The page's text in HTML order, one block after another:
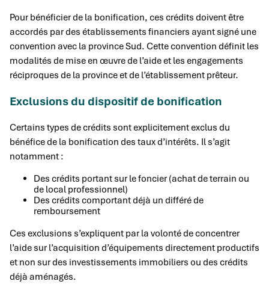
Pour bénéficier de la bonification, ces crédits doivent être
accordés par des établissements financiers ayant signé une
convention avec la province Sud. Cette convention définit les
modalités de mise en œuvre de l’aide et les engagements
réciproques de la province et de l’établissement prêteur.
Exclusions du dispositif de bonification
Certains types de crédits sont explicitement exclus du
bénéfice de la bonification des taux d’intérêts. Il s’agit
notamment :
Des crédits portant sur le foncier (achat de terrain ou
de local professionnel)
Des crédits comportant déjà un différé de
remboursement
Ces exclusions s’expliquent par la volonté de concentrer
l’aide sur l’acquisition d’équipements directement productifs
et non sur des investissements immobiliers ou des crédits
déjà aménagés.